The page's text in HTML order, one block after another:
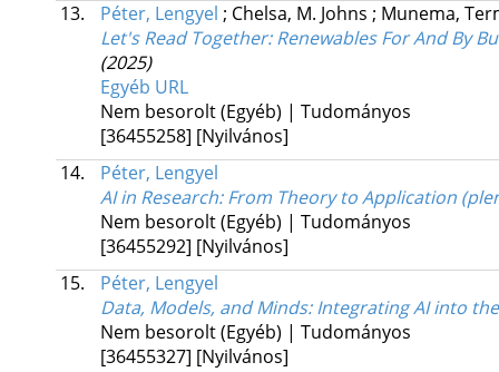
13.
Péter, Lengyel ; Chelsa, M. Johns ; Munema,
Let's Read Together: Renewables For And By
(2025)
Egyéb URL
Nem besorolt (Egyéb) | Tudományos
[36455258] [Nyilvános]
14.
Péter, Lengyel
AI in Research: From Theory to Application
Nem besorolt (Egyéb) | Tudományos
[36455292] [Nyilvános]
15.
Péter, Lengyel
Data, Models, and Minds: Integrating AI into
Nem besorolt (Egyéb) | Tudományos
[36455327] [Nyilvános]